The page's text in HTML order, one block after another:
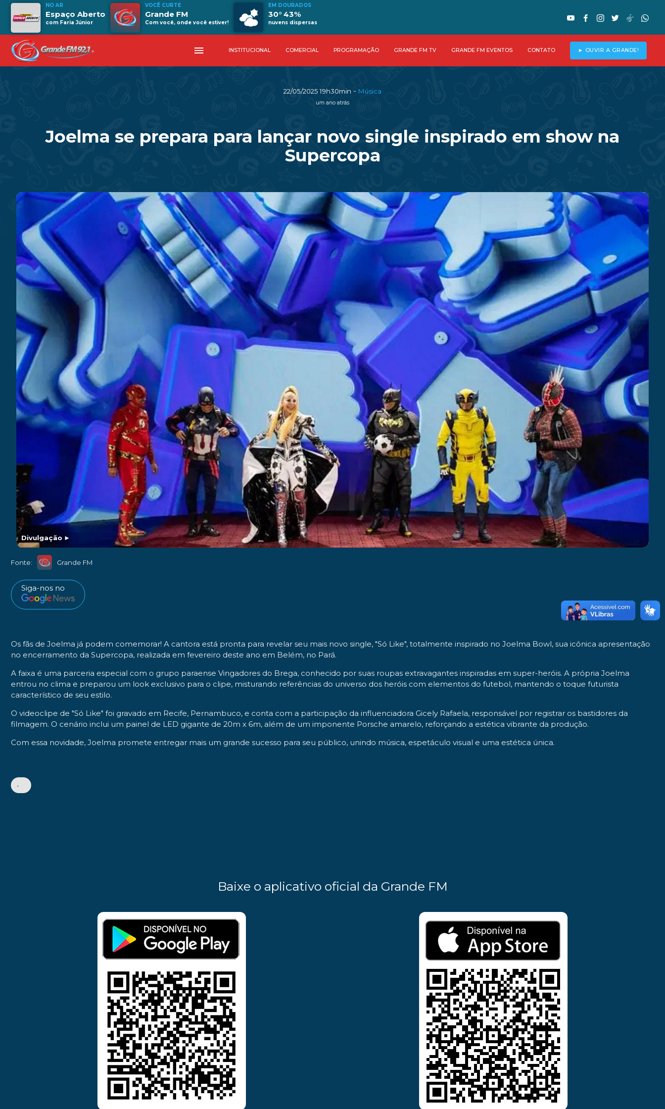
NO AR
Espaço Aberto
com Faria Júnior
VOCÊ CURTE
Grande FM
Com você, onde você estiver!
EM DOURADOS
30° 43%
nuvens dispersas
menu INSTITUCIONAL COMERCIAL PROGRAMAÇÃO GRANDE FM TV GRANDE FM EVENTOS CONTATO ► OUVIR A GRANDE!
22/05/2025 19h30min - Música
um ano atrás
Joelma se prepara para lançar novo single inspirado em show na
Supercopa
Divulgação ►
Fonte: Grande FM
Siga-nos no
Os fãs de Joelma já podem comemorar! A cantora está pronta para revelar seu mais novo single, "Só Like", totalmente inspirado no Joelma Bowl, sua icônica apresentação
no encerramento da Supercopa, realizada em fevereiro deste ano em Belém, no Pará.
A faixa é uma parceria especial com o grupo paraense Vingadores do Brega, conhecido por suas roupas extravagantes inspiradas em super-heróis. A própria Joelma
entrou no clima e preparou um look exclusivo para o clipe, misturando referências do universo dos heróis com elementos do futebol, mantendo o toque futurista
característico de seu estilo.
O videoclipe de "Só Like" foi gravado em Recife, Pernambuco, e conta com a participação da influenciadora Gicely Rafaela, responsável por registrar os bastidores da
filmagem. O cenário inclui um painel de LED gigante de 20m x 6m, além de um imponente Porsche amarelo, reforçando a estética vibrante da produção.
Com essa novidade, Joelma promete entregar mais um grande sucesso para seu público, unindo música, espetáculo visual e uma estética única.
•
Baixe o aplicativo oficial da Grande FM